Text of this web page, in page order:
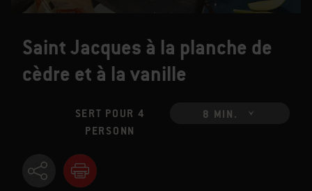
Saint Jacques à la planche de
cèdre et à la vanille
SERT POUR 4
PERSONN
8 MIN.